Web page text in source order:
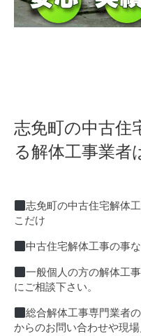
志免町の中古住
る解体工事業者
志免町の中古住宅解体
こだけ
中古住宅解体工事の事
一般個人の方の解体工
にご相談下さい。
総合解体工事専門業者
からのお問い合わせや現